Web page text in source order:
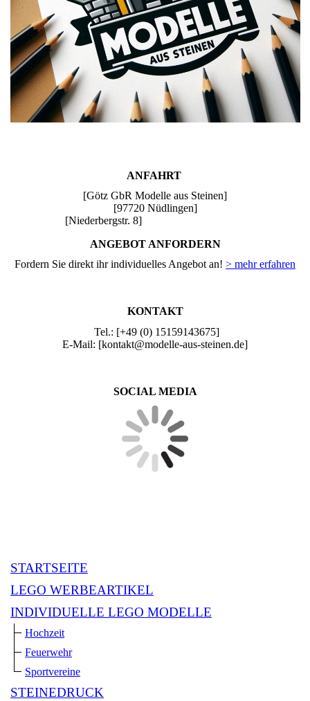
ANFAHRT
[Götz GbR Modelle aus Steinen]
[97720 Nüdlingen]
[Niederbergstr. 8]
ANGEBOT ANFORDERN
Fordern Sie direkt ihr individuelles Angebot an! > mehr erfahren
KONTAKT
Tel.: [+49 (0) 15159143675]
E-Mail: [kontakt@modelle-aus-steinen.de]
SOCIAL MEDIA
STARTSEITE
LEGO WERBEARTIKEL
INDIVIDUELLE LEGO MODELLE
Hochzeit
Feuerwehr
Sportvereine
STEINEDRUCK